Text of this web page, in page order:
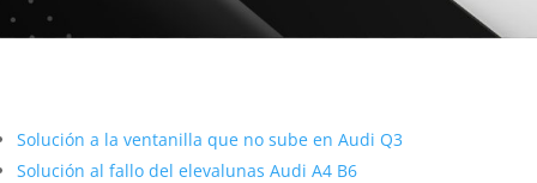
Solución a la ventanilla que no sube en Audi Q3
Solución al fallo del elevalunas Audi A4 B6